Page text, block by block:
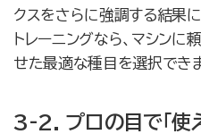
クスをさらに強調する結果
トレーニングなら、マシン
せた最適な種目を選択できま
3-2. プロの目で「使